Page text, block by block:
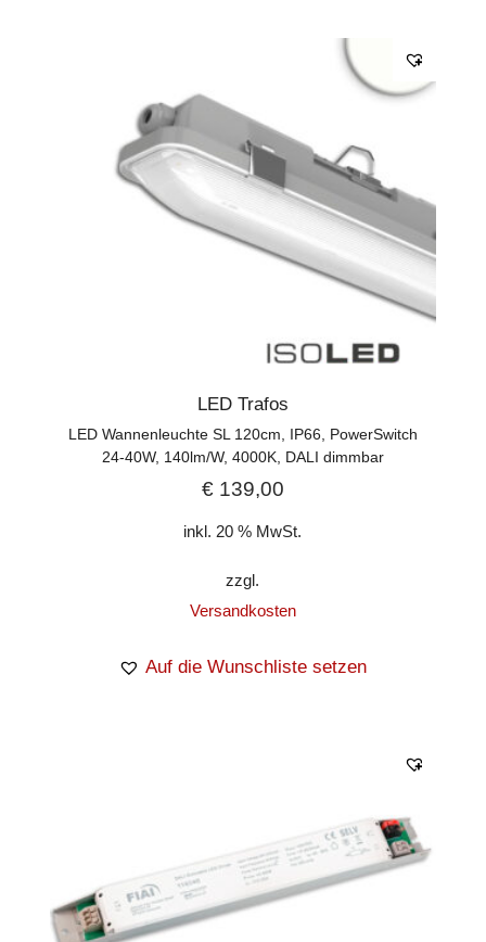
LED Trafos
LED Wannenleuchte SL 120cm, IP66, PowerSwitch
24-40W, 140lm/W, 4000K, DALI dimmbar
€139,00
inkl. 20 % MwSt.
zzgl.
Versandkosten
Auf die Wunschliste setzen